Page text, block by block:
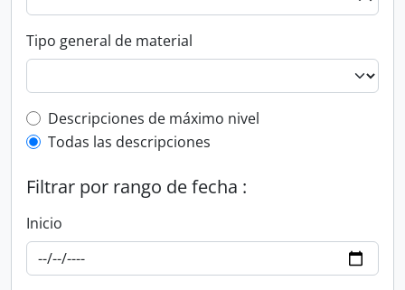
Tipo general de material
Top-level description filter
Descripciones de máximo nivel
Todas las descripciones
Filtrar por rango de fecha :
Inicio